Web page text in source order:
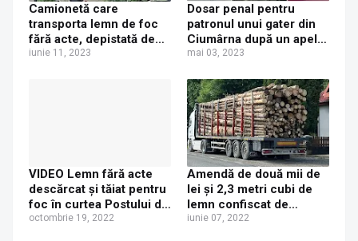
Camionetă care
transporta lemn de foc
fără acte, depistată de
polițiști la Vicovu de Sus,
iunie 11, 2023
Dosar penal pentru
patronul unui gater din
Ciumârna după un apel
la 112 făcut de Daniel
mai 03, 2023
VIDEO Lemn fără acte
descărcat și tăiat pentru
foc în curtea Postului de
Poliție Arbore. IPJ
octombrie 19, 2022
Amendă de două mii de
lei și 2,3 metri cubi de
lemn confiscat de
polițiști după o sesizare
iunie 07, 2022